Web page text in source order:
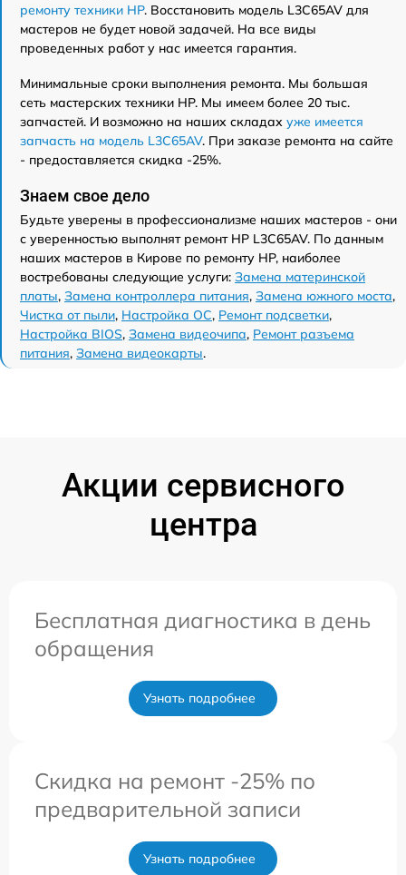
ремонту техники HP. Восстановить модель L3C65AV для
мастеров не будет новой задачей. На все виды
проведенных работ у нас имеется гарантия.
Минимальные сроки выполнения ремонта. Мы большая
сеть мастерских техники HP. Мы имеем более 20 тыс.
запчастей. И возможно на наших складах уже имеется
запчасть на модель L3C65AV. При заказе ремонта на сайте
- предоставляется скидка -25%.
Знаем свое дело
Будьте уверены в профессионализме наших мастеров - они
с уверенностью выполнят ремонт HP L3C65AV. По данным
наших мастеров в Кирове по ремонту HP, наиболее
востребованы следующие услуги: Замена материнской
платы, Замена контроллера питания, Замена южного моста,
Чистка от пыли, Настройка ОС, Ремонт подсветки,
Настройка BIOS, Замена видеочипа, Ремонт разъема
питания, Замена видеокарты.
Акции сервисного
центра
Бесплатная диагностика в день
обращения
Узнать подробнее
Скидка на ремонт -25% по
предварительной записи
Узнать подробнее